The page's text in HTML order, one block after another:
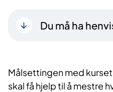
Du må ha
Målsettingen med
skal få hjelp til å mestre